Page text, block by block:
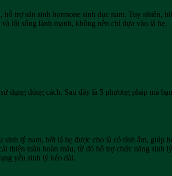
trợ sản sinh hormone sinh dục nam. Tuy nhiên,
lối sống lành mạnh, không nên chỉ dựa vào lá hẹ.
đúng cách. Sau đây là 5 phương pháp mà
lý nam, bởi lá hẹ được cho là có tính ấm, giúp
tuần hoàn máu, từ đó hỗ trợ chức năng sinh
yếu sinh lý kéo dài.